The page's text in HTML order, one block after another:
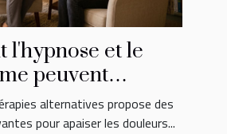
l'hypnose et le
peuvent
douleurs ?
alternatives propose des
pour apaiser les douleurs...